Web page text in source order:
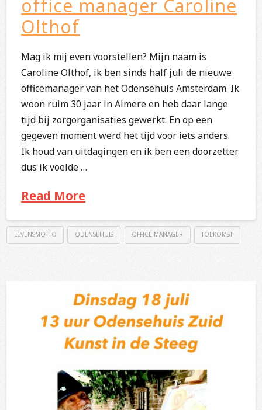
office manager Caroline
Olthof
Mag ik mij even voorstellen? Mijn naam is
Caroline Olthof, ik ben sinds half juli de nieuwe
officemanager van het Odensehuis Amsterdam. Ik
woon ruim 30 jaar in Almere en heb daar lange
tijd bij zorgorganisaties gewerkt. En op een
gegeven moment werd het tijd voor iets anders.
Ik houd van uitdagingen en ik ben een doorzetter
dus ik voelde …
Read More
LEVENSMOTTO ODENSEHUIS OFFICE MANAGER TOEKOMST